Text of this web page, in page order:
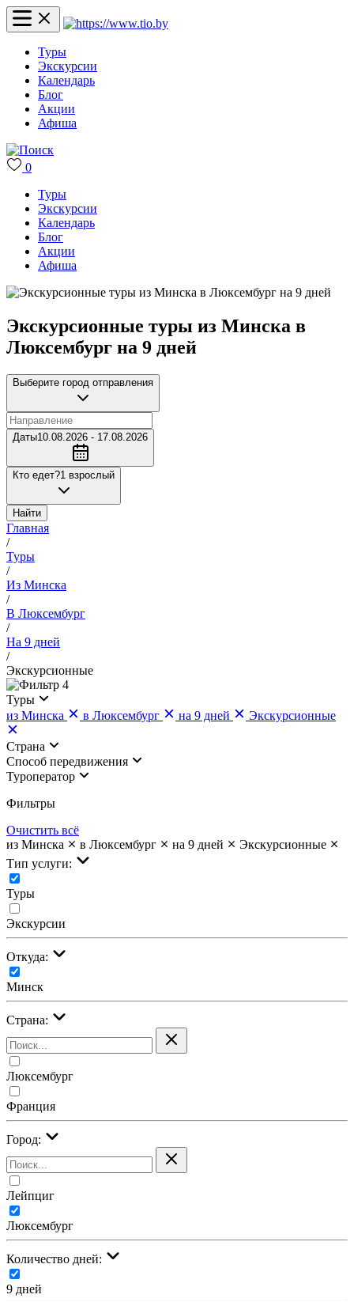
Туры
Экскурсии
Календарь
Блог
Акции
Афиша
0
Туры
Экскурсии
Календарь
Блог
Акции
Афиша
Экскурсионные туры из Минска в
Люксембург на 9 дней
Выберите город отправления
Даты10.08.2026 - 17.08.2026
Кто едет?1 взрослый
Найти
Главная
/
Туры
/
Из Минска
/
В Люксембург
/
На 9 дней
/
Экскурсионные
4
Туры
из Минска
в Люксембург на 9 дней Экскурсионные
Страна
Cпособ передвижения
Туроператор
Фильтры
Очистить всё
из Минска
в Люксембург на 9 дней
Экскурсионные
Тип услуги:
Туры
Экскурсии
Откуда:
Минск
Страна:
Люксембург
Франция
Город:
Лейпциг
Люксембург
Количество дней:
9 дней